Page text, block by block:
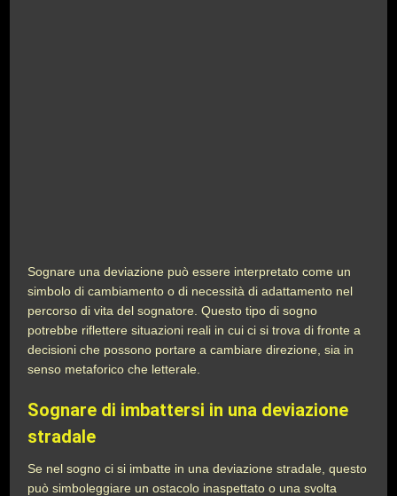
Sognare una deviazione può essere interpretato come un
simbolo di cambiamento o di necessità di adattamento nel
percorso di vita del sognatore. Questo tipo di sogno
potrebbe riflettere situazioni reali in cui ci si trova di fronte a
decisioni che possono portare a cambiare direzione, sia in
senso metaforico che letterale.
Sognare di imbattersi in una deviazione
stradale
Se nel sogno ci si imbatte in una deviazione stradale, questo
può simboleggiare un ostacolo inaspettato o una svolta